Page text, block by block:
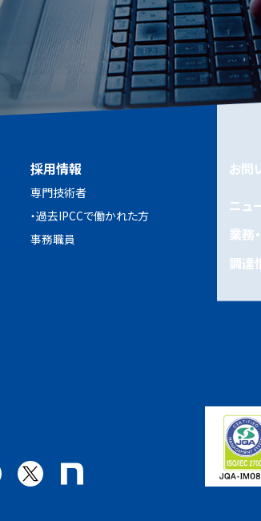
採用情報
専門技術者
・過去IPCCで働かれた方
事務職員
お問
ニュ
業務
調達